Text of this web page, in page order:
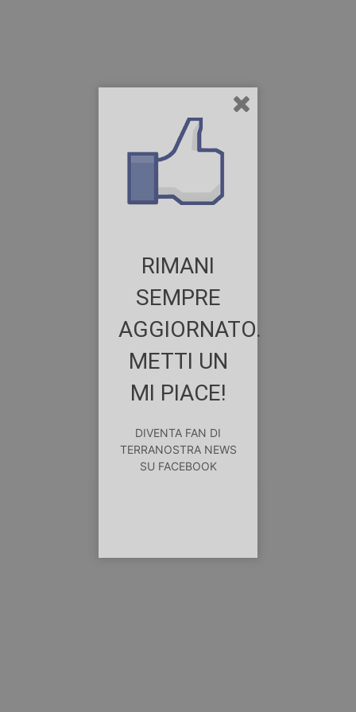
RIMANI
SEMPRE
AGGIORNATO.
METTI UN
MI PIACE!
DIVENTA FAN DI
TERRANOSTRA NEWS
SU FACEBOOK